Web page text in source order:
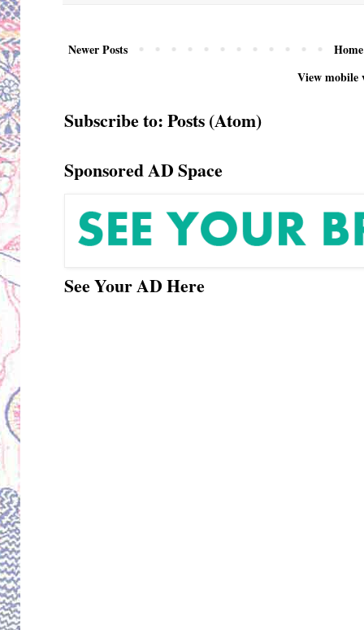
Newer Posts
Home
View mobile
Subscribe to:Posts (Atom)
Sponsored AD Space
See Your AD Here